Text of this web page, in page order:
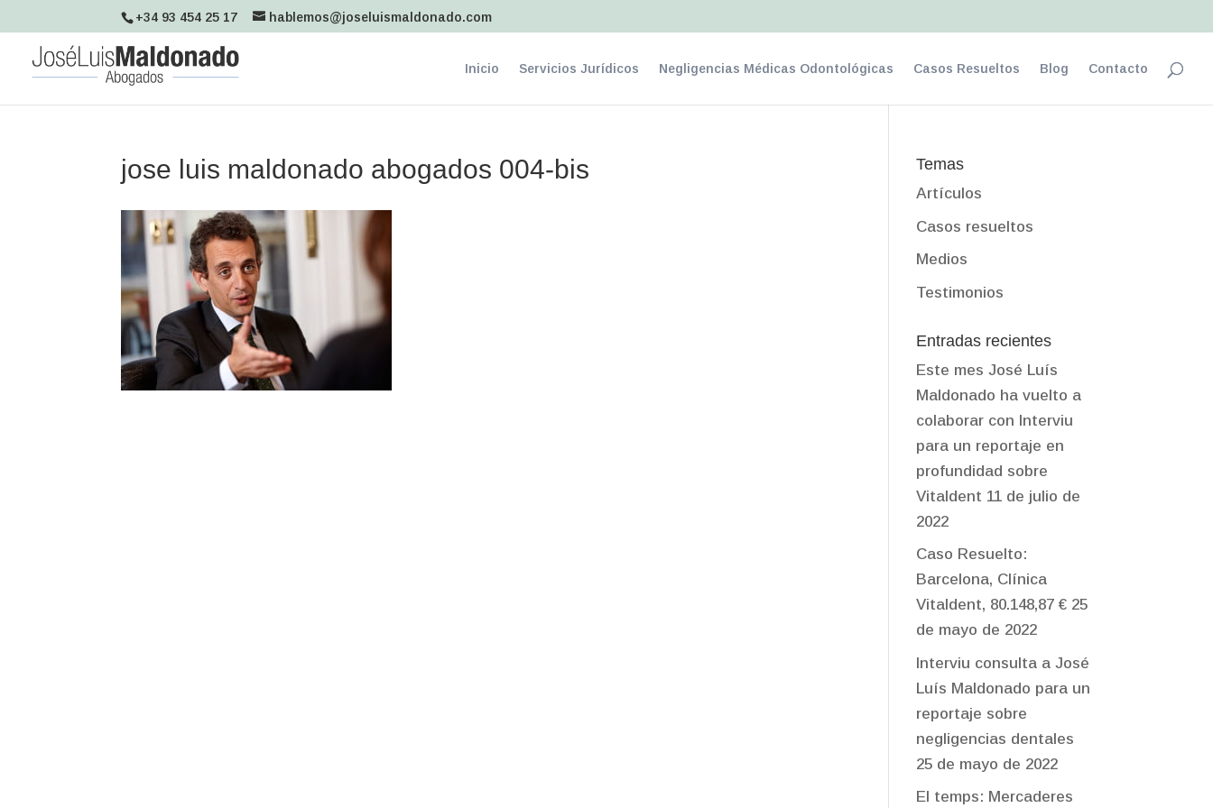
+34 93 454 25 17 hablemos@joseluismaldonado.com
Inicio Servicios Jurídicos Negligencias Médicas Odontológicas Casos Resueltos Blog Contacto
jose luis maldonado abogados 004-bis Temas
Artículos
Casos resueltos
Medios
Testimonios
Entradas recientes
Este mes José Luís
Maldonado ha vuelto a
colaborar con Interviu
para un reportaje en
profundidad sobre
Vitaldent 11 de julio de
2022
Caso Resuelto:
Barcelona, Clínica
Vitaldent, 80.148,87 € 25
de mayo de 2022
Interviu consulta a José
Luís Maldonado para un
reportaje sobre
negligencias dentales
25 de mayo de 2022
El temps: Mercaderes